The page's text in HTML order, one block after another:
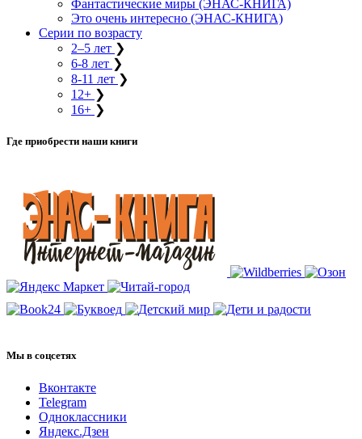
Фантастические миры (ЭНАС-КНИГА)
Это очень интересно (ЭНАС-КНИГА)
Серии по возрасту
2–5 лет ❯
6-8 лет ❯
8-11 лет ❯
12+ ❯
16+ ❯
Где приобрести наши книги
Мы в соцсетях
Вконтакте
Telegram
Одноклассники
Яндекс.Дзен